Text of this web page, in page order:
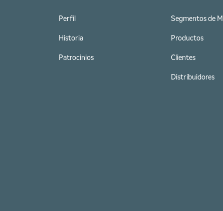
Perfil
Historia
Patrocinios
Segmentos de
Productos
Clientes
Distribuidores